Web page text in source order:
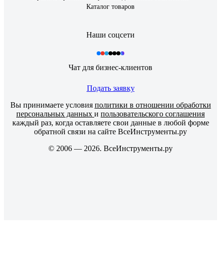
Каталог товаров
Наши соцсети
Чат для бизнес-клиентов
Подать заявку
Вы принимаете условия политики в отношении обработки
персональных данных и пользовательского соглашения
каждый раз, когда оставляете свои данные в любой форме
обратной связи на сайте ВсеИнструменты.ру
© 2006 — 2026. ВсеИнструменты.ру